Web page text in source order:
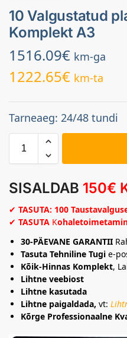
10 Valgustatud
Komplekt A3
1516.09€ km-ga
1222.65€ km-ta
Tarneaeg: 24/48 tundi
SISALDAB 150€
✔ TASUTA: 100
✔ TASUTA K
30-PÄEVANE GARANTII
Tasuta Tehniline Tugi e-
Kõik-Hinnas Komplekt,
Lihtne veebiost
Lihtne kasutada
Lihtne paigaldada, vt:
Kõrge Professionaalne